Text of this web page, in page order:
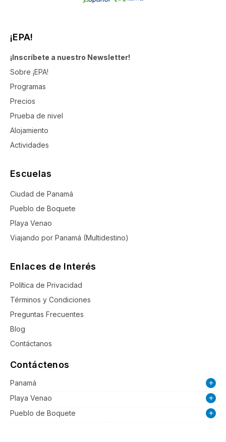
¡EPA!
¡Inscríbete a nuestro Newsletter!
Sobre ¡EPA!
Programas
Precios
Prueba de nivel
Alojamiento
Actividades
Escuelas
Ciudad de Panamá
Pueblo de Boquete
Playa Venao
Viajando por Panamá (Multidestino)
Enlaces de Interés
Política de Privacidad
Términos y Condiciones
Preguntas Frecuentes
Blog
Contáctanos
Contáctenos
Panamá
Playa Venao
Pueblo de Boquete